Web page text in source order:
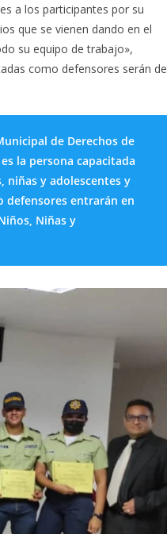
a los participantes por su
que se vienen dando en el
su equipo de trabajo»,
como defensores serán de
de Derechos de
la persona capacitada
niñas y adolescentes y
defensores entrarán en
Niñas y